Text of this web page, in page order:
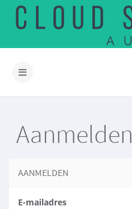
Navigatie
Aanmelden
AANMELDEN
E-mailadres